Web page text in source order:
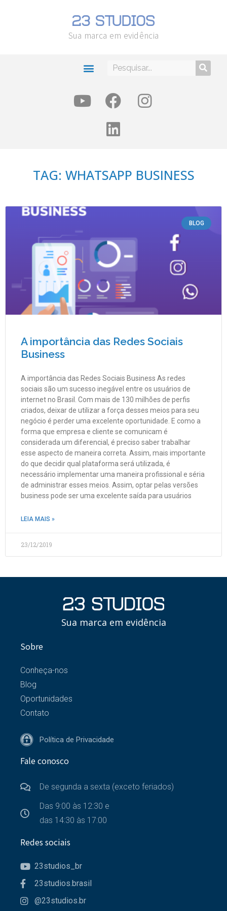
Sua marca em evidência
TAG: WHATSAPP BUSINESS
BLOG
A importância das Redes Sociais
Business
A importância das Redes Sociais Business As redes
sociais são um sucesso inegável entre os usuários de
internet no Brasil. Com mais de 130 milhões de perfis
criados, deixar de utilizar a força desses meios para seu
negócio é perder uma excelente oportunidade. E como a
forma que empresa e cliente se comunicam é
considerada um diferencial, é preciso saber trabalhar
esse aspecto de maneira correta. Assim, mais importante
do que decidir qual plataforma será utilizada, é
necessário implementar uma maneira profissional e séria
de administrar esses meios. Assim, optar pelas versões
business pode ser uma excelente saída para usuários
LEIA MAIS »
23/12/2019
Sua marca em evidência
Sobre
Conheça-nos
Blog
Oportunidades
Contato
Política de Privacidade
Fale conosco
De segunda a sexta (exceto feriados)
Das 9:00 às 12:30 e
das 14:30 às 17:00
Redes sociais
23studios_br
23studios.brasil
@23studios.br